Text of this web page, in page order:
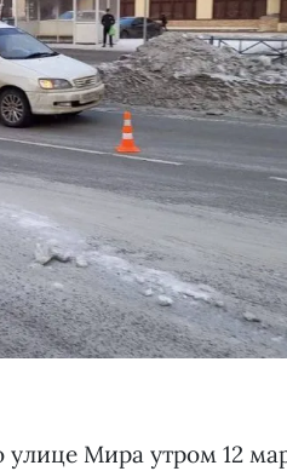
Мира утром 12